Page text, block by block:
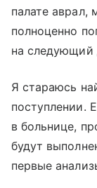
палате аврал,
полноценно
на следующий
Я стараюсь
поступлении.
в больнице,
будут
первые